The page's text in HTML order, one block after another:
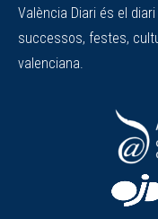
València Diari és el
successos, festes,
valenciana.